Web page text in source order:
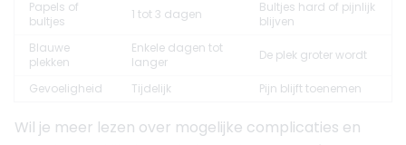
Papels of
bultjes
1 tot 3 dagen
Bultjes hard of pijnlijk
blijven
Blauwe
plekken
Enkele dagen tot
langer
De plek groter wordt
Gevoeligheid Tijdelijk Pijn blijft toenemen
Wil je meer lezen over mogelijke complicaties en